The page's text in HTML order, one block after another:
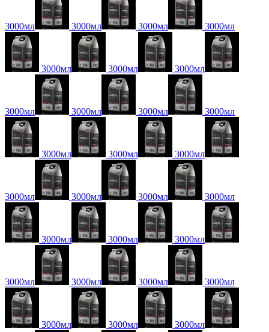
3000мл 3000мл 3000мл 3000мл
3000мл 3000мл 3000мл
3000мл 3000мл 3000мл 3000мл
3000мл 3000мл 3000мл
3000мл 3000мл 3000мл 3000мл
3000мл 3000мл 3000мл
3000мл 3000мл 3000мл 3000мл
3000мл 3000мл 3000мл